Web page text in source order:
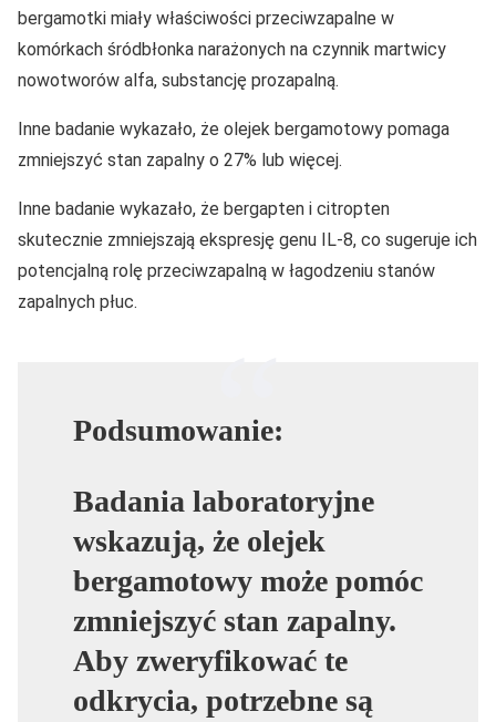
bergamotki miały właściwości przeciwzapalne w
komórkach śródbłonka narażonych na czynnik martwicy
nowotworów alfa, substancję prozapalną.
Inne badanie wykazało, że olejek bergamotowy pomaga
zmniejszyć stan zapalny o 27% lub więcej.
Inne badanie wykazało, że bergapten i citropten
skutecznie zmniejszają ekspresję genu IL-8, co sugeruje ich
potencjalną rolę przeciwzapalną w łagodzeniu stanów
zapalnych płuc.
Podsumowanie:
Badania laboratoryjne
wskazują, że olejek
bergamotowy może pomóc
zmniejszyć stan zapalny.
Aby zweryfikować te
odkrycia, potrzebne są